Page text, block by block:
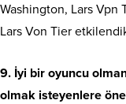
Washington, Lars
Lars Von Tier
9. İyi bir oyuncu
olmak isteyenlere